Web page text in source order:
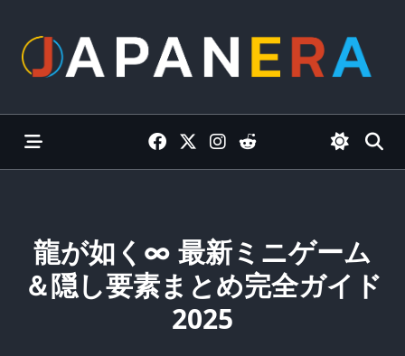
content
龍が如く∞ 最新ミニゲーム
＆隠し要素まとめ完全ガイド
2025